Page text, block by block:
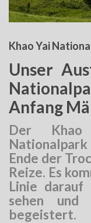
Khao Yai
Unser
Anfang
Der
Ende der
Reize. Es
Linie
sehen und
begeistert.